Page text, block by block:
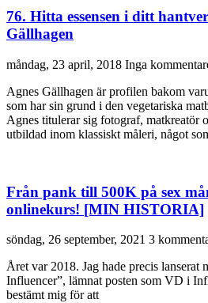
76. Hitta essensen i ditt
Gällhagen
måndag, 23 april, 2018 Inga
Agnes Gällhagen är profilen bakom
som har sin grund i den vegetariska
Agnes titulerar sig fotograf, matkreatör
utbildad inom klassiskt måleri, något
Från pank till 500K på sex
onlinekurs! [MIN HISTORIA]
söndag, 26 september, 2021 3
Året var 2018. Jag hade precis lanserat
Influencer”, lämnat posten som VD i
bestämt mig för att